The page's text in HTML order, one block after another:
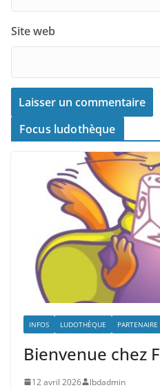
Site web
Focus ludothèque
INFOS LUDOTHÈQUE PARTENAIRE
Bienvenue chez
12 avril 2026 lbdadmin